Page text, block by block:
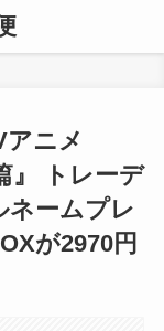
アニメ
』 トレーデ
ネームプレ
が2970円